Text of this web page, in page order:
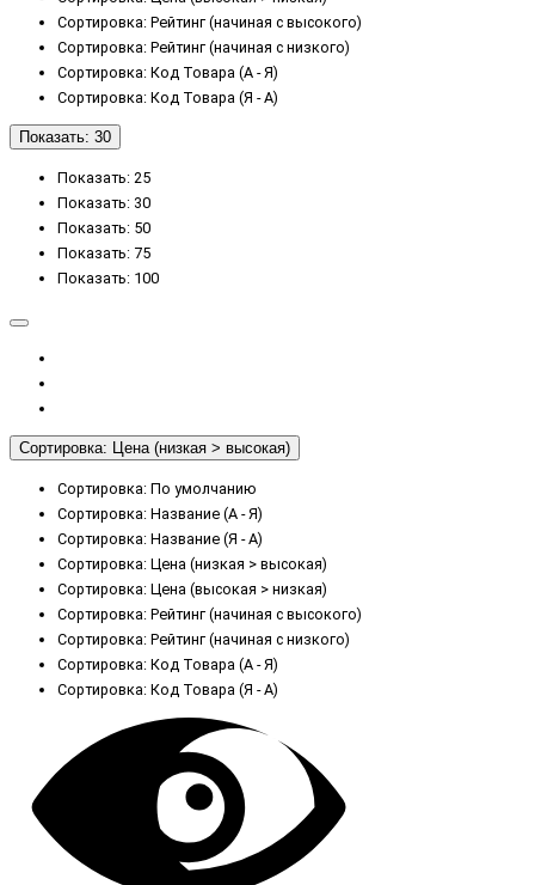
Сортировка: Рейтинг (начиная с высокого)
Сортировка: Рейтинг (начиная с низкого)
Сортировка: Код Товара (А - Я)
Сортировка: Код Товара (Я - А)
Показать: 30
Показать: 25
Показать: 30
Показать: 50
Показать: 75
Показать: 100
Сортировка: Цена (низкая > высокая)
Сортировка: По умолчанию
Сортировка: Название (А - Я)
Сортировка: Название (Я - А)
Сортировка: Цена (низкая > высокая)
Сортировка: Цена (высокая > низкая)
Сортировка: Рейтинг (начиная с высокого)
Сортировка: Рейтинг (начиная с низкого)
Сортировка: Код Товара (А - Я)
Сортировка: Код Товара (Я - А)